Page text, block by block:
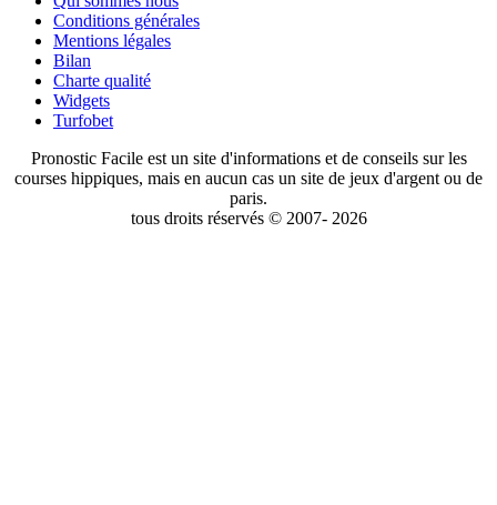
Conditions générales
Mentions légales
Bilan
Charte qualité
Widgets
Turfobet
Pronostic Facile est un site d'informations et de conseils sur les
courses hippiques, mais en aucun cas un site de jeux d'argent ou de
paris.
tous droits réservés © 2007- 2026